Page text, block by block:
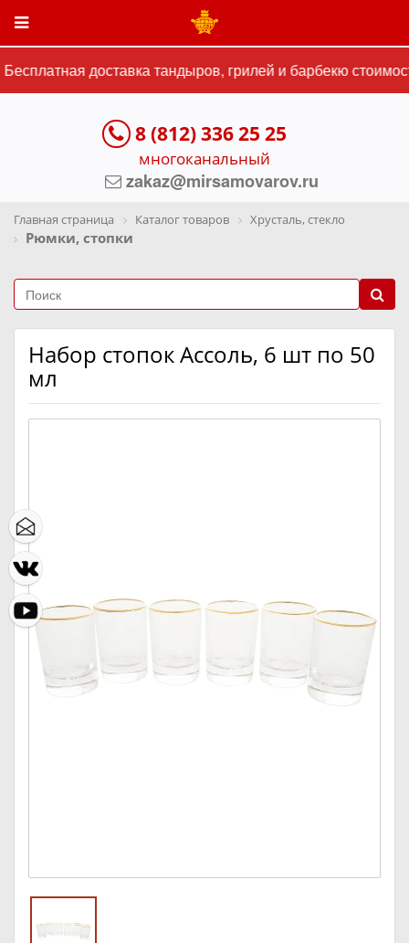
доставка тандыров, грилей и барбекю
8 (812) 336 25 25
многоканальный
zakaz@mirsamovarov.ru
Главная страница Каталог товаров Хрусталь, стекло
Рюмки, стопки
Набор стопок Ассоль, 6 шт по 50
мл